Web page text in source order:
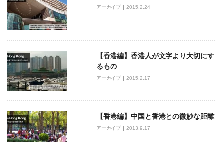
ー
シ
ョ
ン
アーカイブ 2015.2.24
【香港編】香港人が文字より大切にす
るもの
アーカイブ 2015.2.17
【香港編】中国と香港との微妙な距離
アーカイブ 2013.9.17